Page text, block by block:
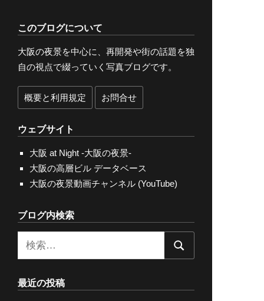
このブログについて
大阪の夜景を中心に、再開発や街の話題を独
自の視点で綴っていく写真ブログです。
概要と利用規定 お問合せ
ウェブサイト
大阪 at Night -大阪の夜景-
大阪の高層ビル データベース
大阪の夜景動画チャンネル (YouTube)
ブログ内検索
検
最近の投稿